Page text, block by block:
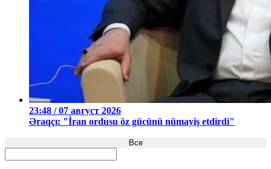
23:48 / 07 август 2026
Əraqçı: "İran ordusu öz gücünü nümayiş etdirdi"
Все